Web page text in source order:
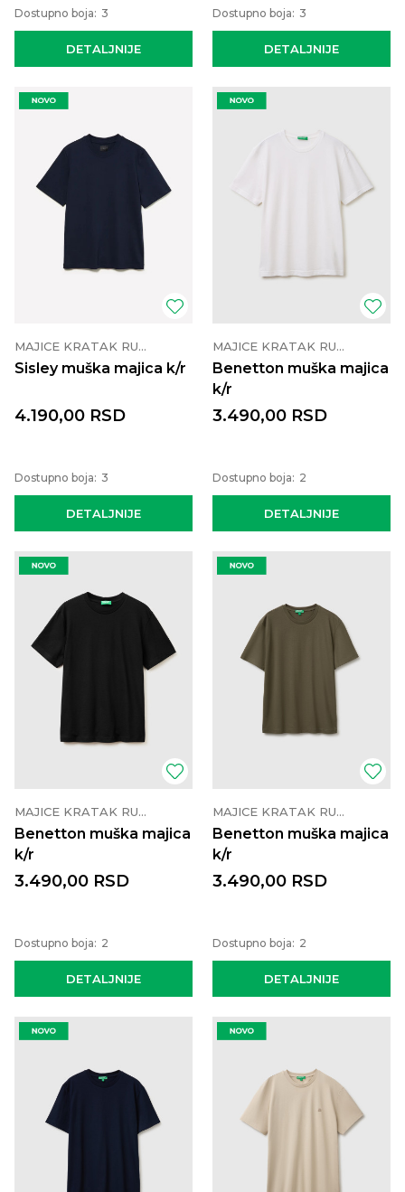
DETALJNIJE
Dostupno boja: 3
DETALJNIJE
Dostupno boja: 3
MAJICE KRATAK RUKAV
Sisley muška majica k/r
DETALJNIJE
4.190,00 RSD
Dostupno boja: 3
MAJICE KRATAK RUKAV
Benetton muška majica
k/r
DETALJNIJE
3.490,00 RSD
Dostupno boja: 2
MAJICE KRATAK RUKAV
Benetton muška majica
k/r
DETALJNIJE
3.490,00 RSD
Dostupno boja: 2
MAJICE KRATAK RUKAV
Benetton muška majica
k/r
DETALJNIJE
3.490,00 RSD
Dostupno boja: 2